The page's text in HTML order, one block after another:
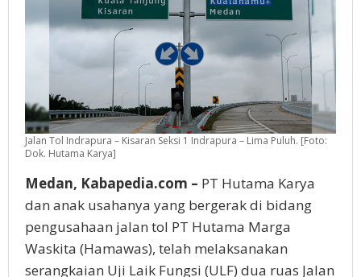
Jalan Tol Indrapura – Kisaran Seksi 1 Indrapura – Lima Puluh. [Foto:
Dok. Hutama Karya]
Medan, Kabapedia.com – PT Hutama Karya
dan anak usahanya yang bergerak di bidang
pengusahaan jalan tol PT Hutama Marga
Waskita (Hamawas), telah melaksanakan
serangkaian Uji Laik Fungsi (ULF) dua ruas Jalan